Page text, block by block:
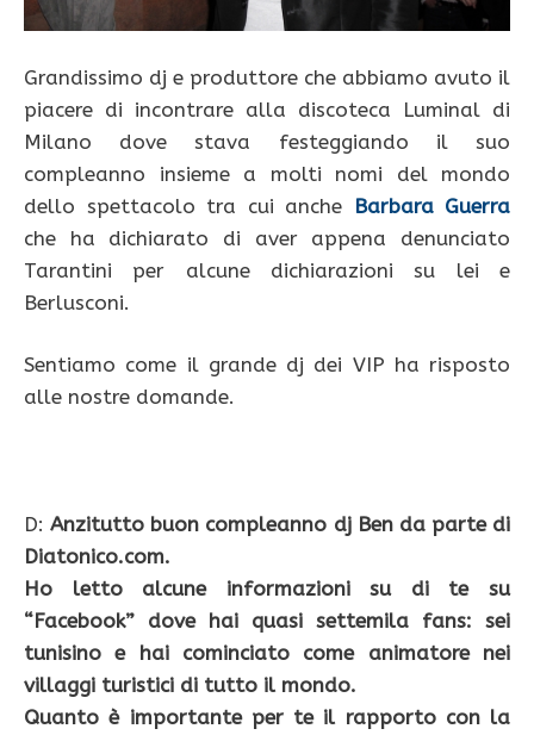
Grandissimo dj e produttore che abbiamo avuto il
piacere di incontrare alla discoteca Luminal di
Milano dove stava festeggiando il suo
compleanno insieme a molti nomi del mondo
dello spettacolo tra cui anche Barbara Guerra
che ha dichiarato di aver appena denunciato
Tarantini per alcune dichiarazioni su lei e
Berlusconi.
Sentiamo come il grande dj dei VIP ha risposto
alle nostre domande.
D:Anzitutto buon compleanno dj Ben da parte di
Diatonico.com.
Ho letto alcune informazioni su di te su
“Facebook” dove hai quasi settemila fans: sei
tunisino e hai cominciato come animatore nei
villaggi turistici di tutto il mondo.
Quanto è importante per te il rapporto con la